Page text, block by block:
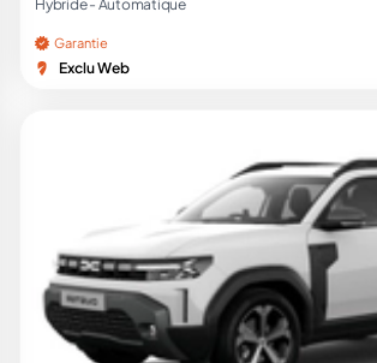
Hybride - Automatique
Garantie
Exclu Web